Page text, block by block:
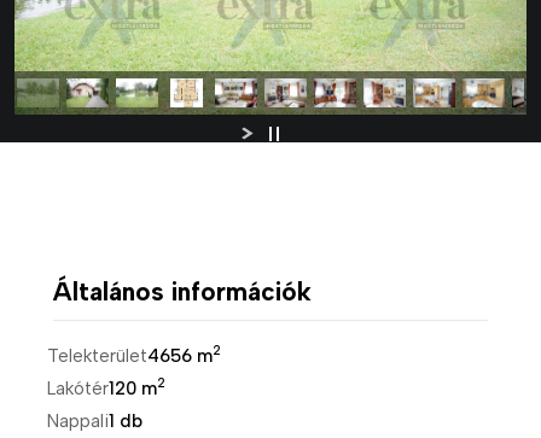
Általános információk
Telekterület4656 m2
Lakótér120 m2
Nappali1 db